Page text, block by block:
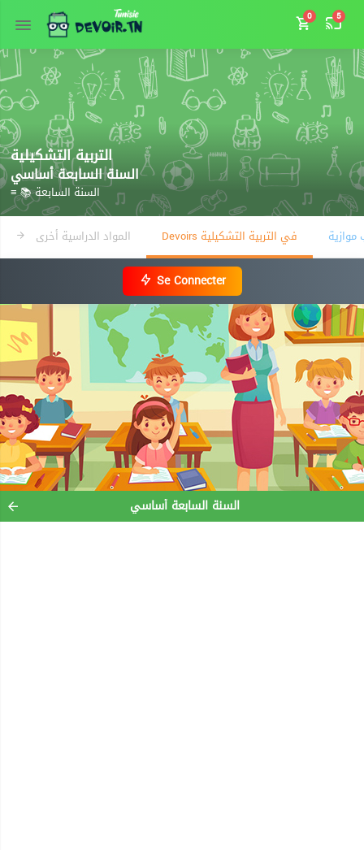
0 5
التربية التشكيلية
السنة السابعة أساسي
≡ 📚 السنة السابعة
المواد الدراسية أخرى Devoirs في التربية التشكيلية
Se Connecter
السنة السابعة أساسي